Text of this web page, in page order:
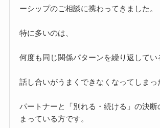
ーシップのご相談に携わってきました。
特に多いのは、
何度も同じ関係パターンを繰り返してい
話し合いがうまくできなくなってしまっ
パートナーと「別れる・続ける」の決断
まっている方です。